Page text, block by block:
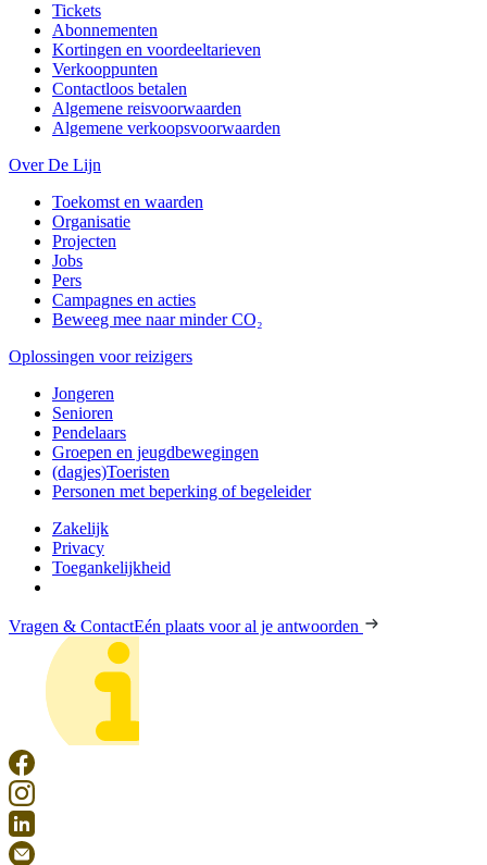
Tickets
Abonnementen
Kortingen en voordeeltarieven
Verkooppunten
Contactloos betalen
Algemene reisvoorwaarden
Algemene verkoopsvoorwaarden
Over De Lijn
Toekomst en waarden
Organisatie
Projecten
Jobs
Pers
Campagnes en acties
Beweeg mee naar minder CO₂
Oplossingen voor reizigers
Jongeren
Senioren
Pendelaars
Groepen en jeugdbewegingen
(dagjes)Toeristen
Personen met beperking of begeleider
Zakelijk
Privacy
Toegankelijkheid
Vragen & ContactEén plaats voor al je antwoorden